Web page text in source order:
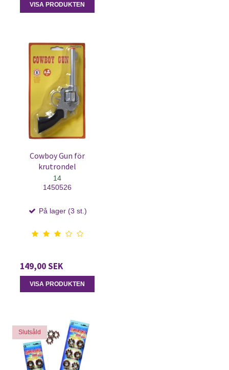
VISA PRODUKTEN
Cowboy Gun för
krutrondel
14
1450526
På lager (3 st.)
149,00 SEK
VISA PRODUKTEN
Slutsåld